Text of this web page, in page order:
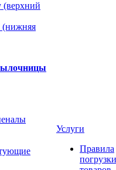
Услуги
Правила
погрузки